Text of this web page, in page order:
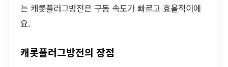
는 캐롯플러그방전은 구동 속도가 빠르고 효율적이에
요.
캐롯플러그방전의 장점